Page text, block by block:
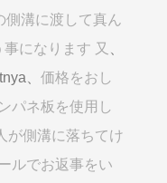
側溝に渡して真ん
になります 又
、 価格をおし
パネ板を使用し
が側溝に落ちてけ
ルでお返事をい